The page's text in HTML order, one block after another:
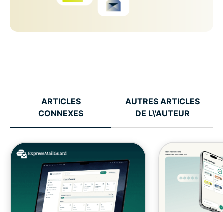
ARTICLES
CONNEXES
AUTRES ARTICLES
DE L\'AUTEUR